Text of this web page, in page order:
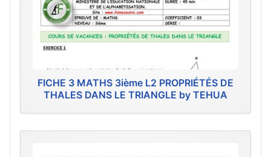
FICHE 3 MATHS 3ième L2 PROPRIÉTÉS DE
THALES DANS LE TRIANGLE by TEHUA